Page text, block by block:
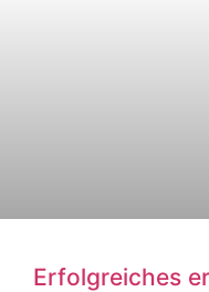
Erfolgreiches